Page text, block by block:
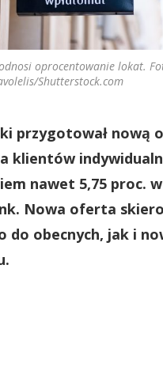
oprocentowanie lokat.
Shutterstock.com
przygotował nową
klientów
nawet 5,75 proc.
Nowa oferta
do obecnych, jak i